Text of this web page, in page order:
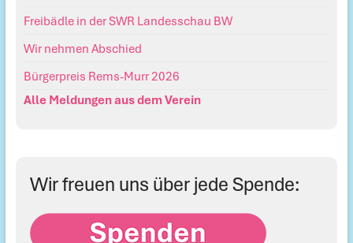
Freibädle in der SWR Landesschau BW
Wir nehmen Abschied
Bürgerpreis Rems-Murr 2026
Alle Meldungen aus dem Verein
Wir freuen uns über jede Spende: